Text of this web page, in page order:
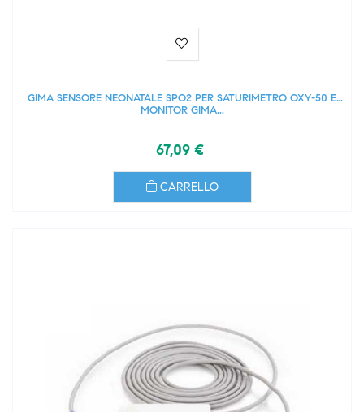
GIMA SENSORE NEONATALE SPO2 PER SATURIMETRO OXY-50 E
MONITOR GIMA...
67,09 €
CARRELLO